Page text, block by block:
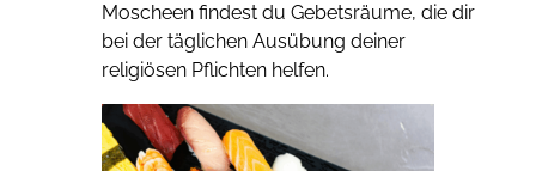
Moscheen findest du Gebetsräume, die dir
bei der täglichen Ausübung deiner
religiösen Pflichten helfen.